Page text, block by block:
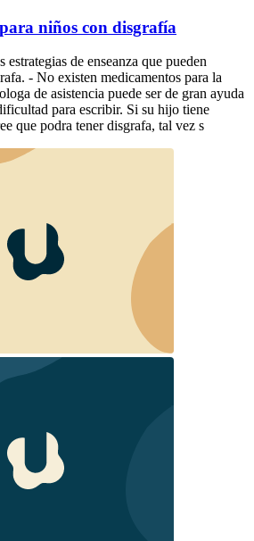
niños con disgrafía
estrategias de enseanza que pueden
- No existen medicamentos para la
de asistencia puede ser de gran ayuda
para escribir. Si su hijo tiene
que podra tener disgrafa, tal vez s